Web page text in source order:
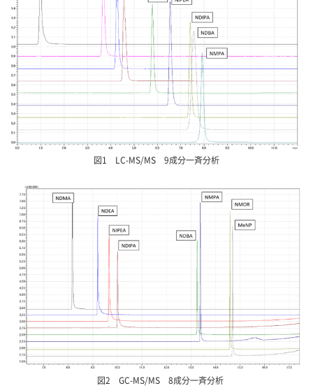
図1 LC-MS/MS 9成分一斉分析
図2 GC-MS/MS 8成分一斉分析